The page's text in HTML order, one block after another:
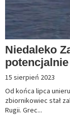
Niedaleko
15 sierpień 2023
Od końca lipca
zbiornikowiec stał
Rugii. Grec...